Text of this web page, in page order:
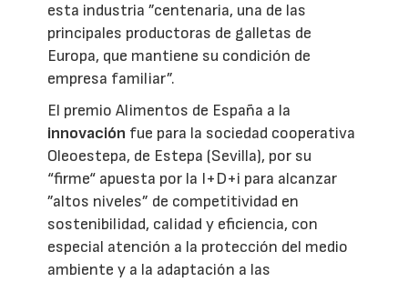
esta industria ”centenaria, una de las
principales productoras de galletas de
Europa, que mantiene su condición de
empresa familiar”.
El premio Alimentos de España a la
innovación fue para la sociedad cooperativa
Oleoestepa, de Estepa (Sevilla), por su
“firme“ apuesta por la I+D+i para alcanzar
”altos niveles” de competitividad en
sostenibilidad, calidad y eficiencia, con
especial atención a la protección del medio
ambiente y a la adaptación a las